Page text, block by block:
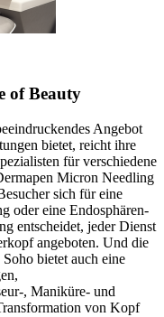
of Beauty
Angebot
bietet, reicht ihre
für verschiedene
Micron Needling
sich für eine
oder eine Endosphären-
entscheidet, jeder Dienst
angeboten. Und die
bietet auch eine
, Maniküre- und
von Kopf